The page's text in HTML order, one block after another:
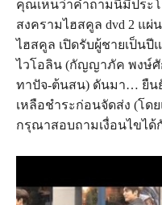
คุณเห็นว่าคำถามนี้มีประ
สงครามไฮสคูล dvd 2 แผ่
ไฮสคูล เปิดรับผู้ชายเป็น
ไวโอลิน (กัญญาภัค พงษ์
ทาปัจ-ต้นสน) ดันมา… ยืน
เหลือชำระก่อนจัดส่ง (โดย
กรุณาสอบถามเงื่อนไขได้